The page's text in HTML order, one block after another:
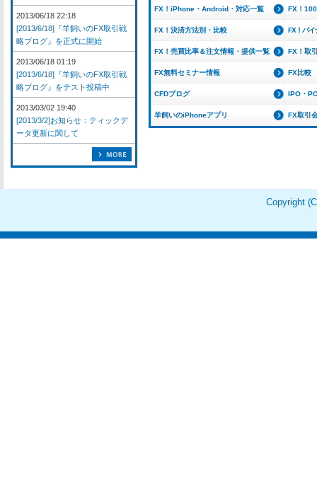
FX！iPhone・Android・対応一覧 FX！
FX！決済方法別・比較 FX！バイ
FX！売買比率＆注文情報・提供一覧 FX！取
FX無料セミナー情報 FX比較
CFDブログ IPO・
羊飼いのiPhoneアプリ FX取引
2013/06/18 22:18
[2013/6/18]『羊飼いのFX取引戦
略ブログ』を正式に開始
2013/06/18 01:19
[2013/6/18]『羊飼いのFX取引戦
略ブログ』をテスト投稿中
2013/03/02 19:40
[2013/3/2]お知らせ：ティックデ
ータ更新に関して
Copyright